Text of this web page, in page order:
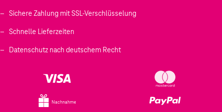
Sichere Zahlung mit SSL-Verschlüsselung
Schnelle Lieferzeiten
Datenschutz nach deutschem Recht
Nachnahme